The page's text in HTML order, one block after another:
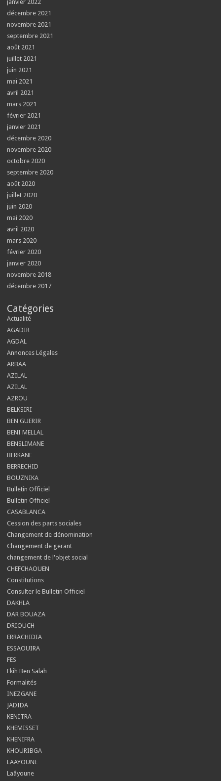
janvier 2022
décembre 2021
novembre 2021
septembre 2021
août 2021
juillet 2021
juin 2021
mai 2021
avril 2021
mars 2021
février 2021
janvier 2021
décembre 2020
novembre 2020
octobre 2020
septembre 2020
août 2020
juillet 2020
juin 2020
mai 2020
avril 2020
mars 2020
février 2020
janvier 2020
novembre 2018
décembre 2017
Catégories
Actualité
AGADIR
AGDAL
Annonces Légales
ARBAA
AZILAL
AZILAL
AZROU
BELKSIRI
BEN GUERIR
BENI MELLAL
BENSLIMANE
BERKANE
BERRECHID
BOUZNIKA
Bulletin Officiel
Bulletin Officiel
CASABLANCA
Cession des parts sociales
Changement de dénomination
Changement de gerant
changement de l'objet social
CHEFCHAOUEN
Constitutions
Consulter le Bulletin Officiel
DAKHLA
DAR BOUAZA
DRIOUCH
ERRACHIDIA
ESSAOUIRA
FES
Fkih Ben Salah
Formalités
INEZGANE
JADIDA
KENITRA
KHEMISSET
KHENIFRA
KHOURIBGA
LAAYOUNE
Laâyoune